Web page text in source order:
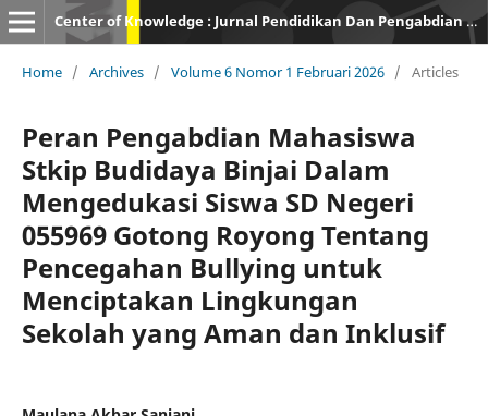
Center of Knowledge : Jurnal Pendidikan Dan Pengabdian Masyarakat
Home / Archives / Volume 6 Nomor 1 Februari 2026 / Articles
Peran Pengabdian Mahasiswa
Stkip Budidaya Binjai Dalam
Mengedukasi Siswa SD Negeri
055969 Gotong Royong Tentang
Pencegahan Bullying untuk
Menciptakan Lingkungan
Sekolah yang Aman dan Inklusif